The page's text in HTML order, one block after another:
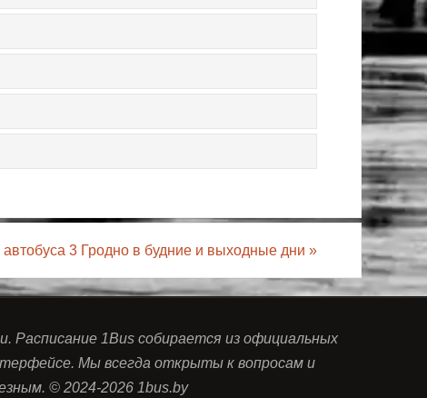
автобуса 3 Гродно в будние и выходные дни »
Расписание 1Bus собирается из официальных
Мы всегда открыты к вопросам и
© 2024-2026 1bus.by